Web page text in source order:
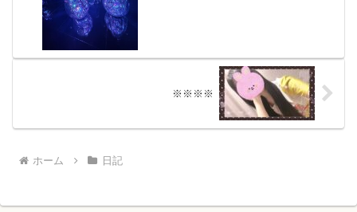
※※※※
ホーム 日記